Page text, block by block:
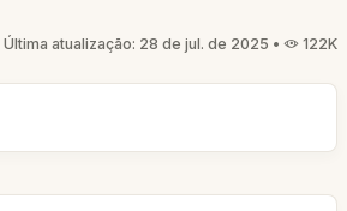
Última atualização: 28 de jul. de 2025 • 122K